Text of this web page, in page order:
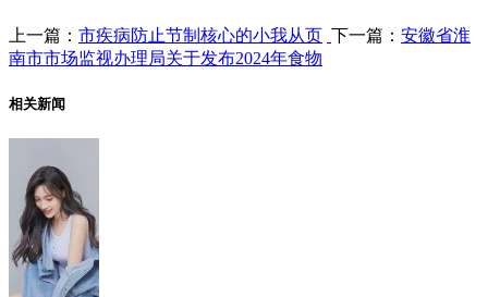
上一篇： 市疾病防止节制核心的小我从页 下一篇： 安徽省淮
南市市场监视办理局关于发布2024年食物
相关新闻